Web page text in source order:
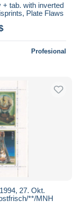
+ tab. with inverted
Plate Flaws
Profesional
27. Okt.
**/MNH